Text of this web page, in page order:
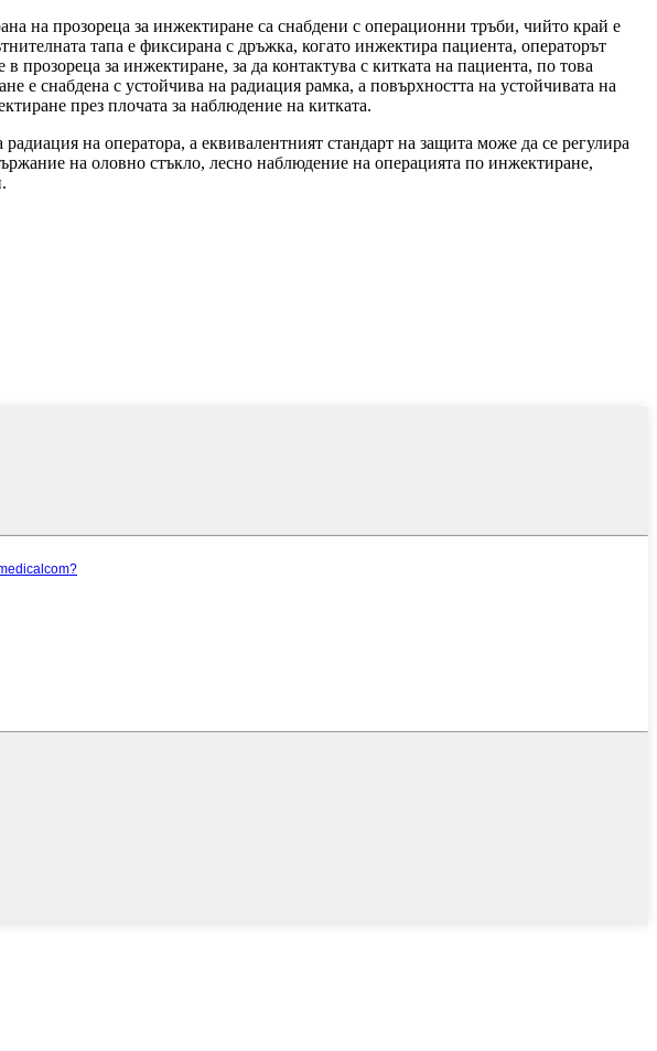
на прозореца за инжектиране са снабдени с операционни тръби, чийто край е
тапа е фиксирана с дръжка, когато инжектира пациента, операторът
прозореца за инжектиране, за да контактува с китката на пациента, по това
е снабдена с устойчива на радиация рамка, а повърхността на устойчивата на
през плочата за наблюдение на китката.
на оператора, а еквивалентният стандарт на защита може да се регулира
на оловно стъкло, лесно наблюдение на операцията по инжектиране,